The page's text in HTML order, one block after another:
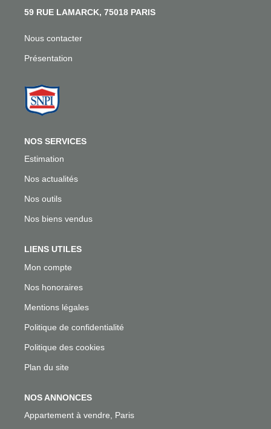
59 RUE LAMARCK, 75018 PARIS
Nous contacter
Présentation
NOS SERVICES
Estimation
Nos actualités
Nos outils
Nos biens vendus
LIENS UTILES
Mon compte
Nos honoraires
Mentions légales
Politique de confidentialité
Politique des cookies
Plan du site
NOS ANNONCES
Appartement à vendre, Paris